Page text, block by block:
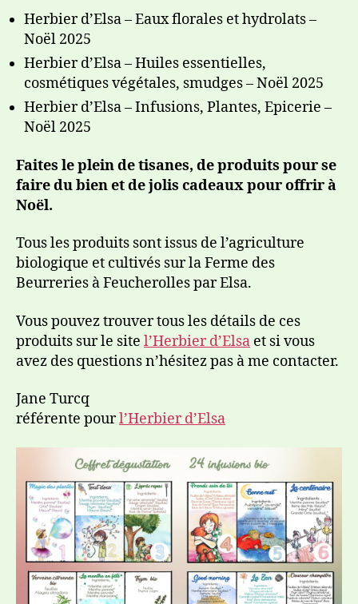
Herbier d’Elsa – Eaux florales et hydrolats –
Noël 2025
Herbier d’Elsa – Huiles essentielles,
cosmétiques végétales, smudges – Noël 2025
Herbier d’Elsa – Infusions, Plantes, Epicerie –
Noël 2025
Faites le plein de tisanes, de produits pour se
faire du bien et de jolis cadeaux pour offrir à
Noël.
Tous les produits sont issus de l’agriculture
biologique et cultivés sur la Ferme des
Beurreries à Feucherolles par Elsa.
Vous pouvez trouver tous les détails de ces
produits sur le site l’Herbier d’Elsa et si vous
avez des questions n’hésitez pas à me contacter.
Jane Turcq
référente pourl’Herbier d’Elsa